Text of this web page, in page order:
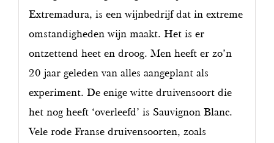
Extremadura, is een wijnbedrijf dat in extreme
omstandigheden wijn maakt. Het is er
ontzettend heet en droog. Men heeft er zo’n
20 jaar geleden van alles aangeplant als
experiment. De enige witte druivensoort die
het nog heeft ‘overleefd’ is Sauvignon Blanc.
Vele rode Franse druivensoorten, zoals